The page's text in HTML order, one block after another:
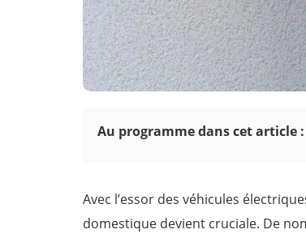
Au programme dans cet article :
Avec l’essor des véhicules
domestique devient cruciale. De